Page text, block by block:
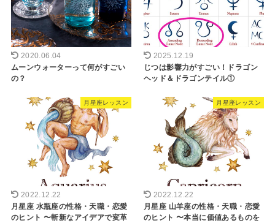
2020.06.04
ムーンウォーターって何がすごい
の？
2025.12.19
じつは影響力がすごい！ドラゴン
ヘッド＆ドラゴンテイル①
月星座レッスン
2022.12.22
月星座 水瓶座の性格・天職・恋愛
のヒント 〜斬新なアイデアで変革
月星座レッスン
2022.12.22
月星座 山羊座の性格・天職・恋愛
のヒント 〜本当に価値あるものを